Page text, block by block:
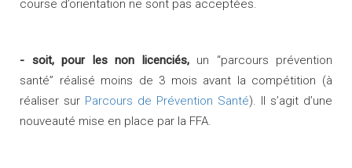
course d’orientation ne sont pas acceptées.
- soit, pour les non licenciés,un “parcours prévention
santé” réalisé moins de 3 mois avant la compétition (à
réaliser sur Parcours de Prévention Santé). Il s’agit d’une
nouveauté mise en place par la FFA.